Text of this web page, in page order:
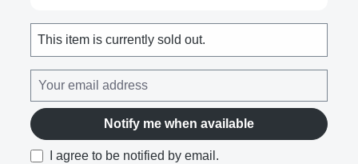
This item is currently sold out.
Notify me when available
I agree to be notified by email.